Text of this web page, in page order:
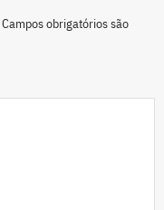
Campos obrigatórios são